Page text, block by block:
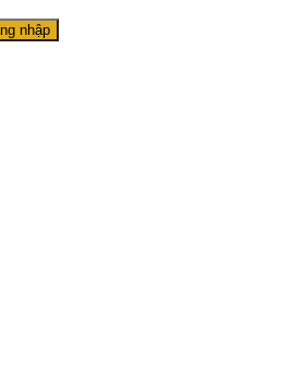
nhập